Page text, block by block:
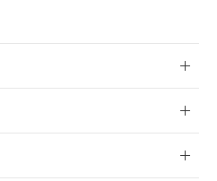
して"
の「1.共同利
書（当社基準）
点で非含有を証明す
て非含有を証明する
タル酸エステル類４
完了までの期間は出